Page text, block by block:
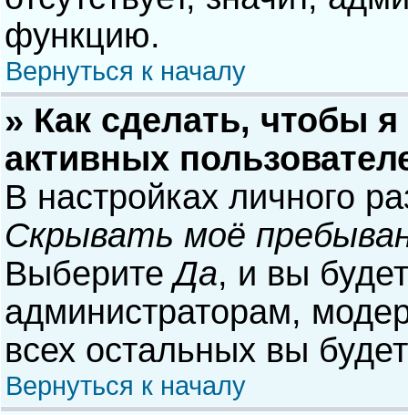
функцию.
Вернуться к началу
» Как сделать, чтобы
активных
В настройках личного
Скрывать моё
ВыберитеДа, и вы
администраторам,
всех остальных вы
Вернуться к началу